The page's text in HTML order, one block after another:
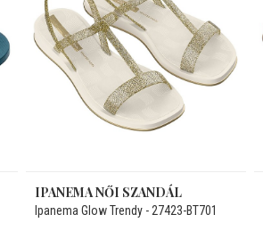
IPANEMA NŐI SZANDÁL
Ipanema Glow Trendy - 27423-BT701